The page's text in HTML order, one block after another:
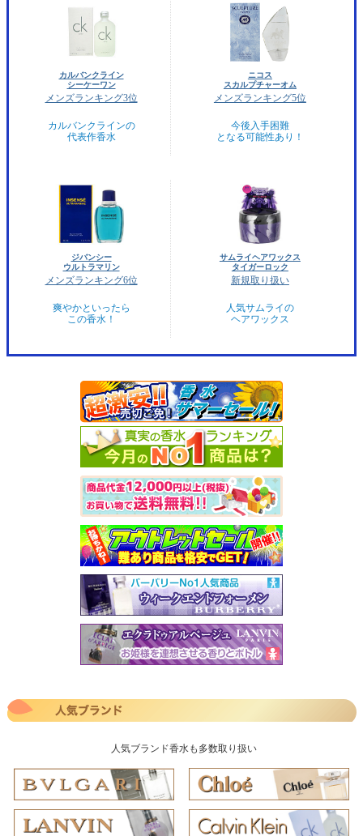
カルバンクライン
シーケーワン
メンズランキング3位
カルバンクラインの
代表作香水
ニコス
スカルプチャーオム
メンズランキング5位
今後入手困難
となる可能性あり！
ジバンシー
ウルトラマリン
メンズランキング6位
爽やかといったら
この香水！
サムライヘアワックス
タイガーロック
新規取り扱い
人気サムライの
ヘアワックス
人気ブランド香水も多数取り扱い